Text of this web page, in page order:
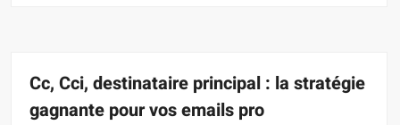
Cc, Cci, destinataire principal : la stratégie
gagnante pour vos emails pro